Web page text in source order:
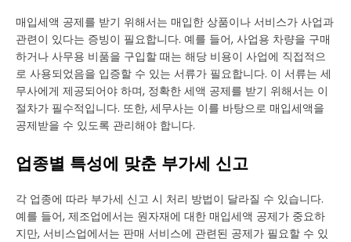
매입세액 공제를 받기 위해서는 매입한 상품이나 서비스가 사업과
관련이 있다는 증빙이 필요합니다. 예를 들어, 사업용 차량을 구매
하거나 사무용 비품을 구입할 때는 해당 비용이 사업에 직접적으
로 사용되었음을 입증할 수 있는 서류가 필요합니다. 이 서류는 세
무사에게 제공되어야 하며, 정확한 세액 공제를 받기 위해서는 이
절차가 필수적입니다. 또한, 세무사는 이를 바탕으로 매입세액을
공제받을 수 있도록 관리해야 합니다.
업종별 특성에 맞춘 부가세 신고
각 업종에 따라 부가세 신고 시 처리 방법이 달라질 수 있습니다.
예를 들어, 제조업에서는 원자재에 대한 매입세액 공제가 중요하
지만, 서비스업에서는 판매 서비스에 관련된 공제가 필요할 수 있